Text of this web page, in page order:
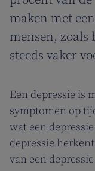
maken met
mensen, zoals
steeds vaker
Een depressie is
symptomen op
wat een
depressie
van een